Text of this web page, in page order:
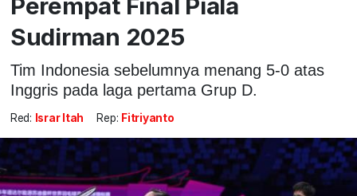
Sudirman 2025
Tim Indonesia sebelumnya menang 5-0 atas
Inggris pada laga pertama Grup D.
Red: Israr Itah Rep: Fitriyanto